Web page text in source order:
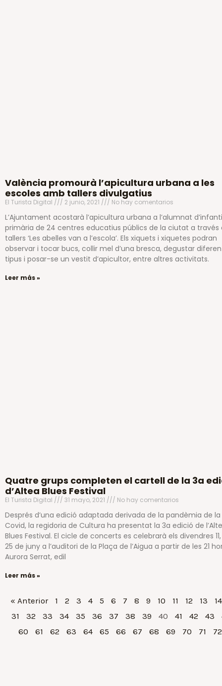
València promourà l’apicultura urbana a les
escoles amb tallers divulgatius
El Turista Digital 2 junio, 2021 No hay comentarios
L’Ajuntament acostarà l’apicultura urbana a l’alumnat
primària de 24 centres educatius públics de la ciutat a través
tallers ‘Les abelles van a l’escola’. Els xiquets i xiquetes podran
observar i tocar bucs, collir mel d’una bresca, degustar
tipus i posar-se un vestit d’apicultor, entre altres activitats.
Leer más »
Quatre grups completen el cartell de la 3a
d’Altea Blues Festival
El Turista Digital 31 mayo, 2021 No hay comentarios
Després d’una edició adaptada derivada de la pandèmia de la
Covid, la regidoria de Cultura ha presentat la 3a edició de
Blues Festival. El cicle de concerts es celebrarà els divendres 11,
25 de juny a l’auditori de la Plaça de l’Aigua a partir de les 21
Aurora Serrat, edil
Leer más »
« Anterior 1 2 3 4 5 6 7 8 9 10 11 12 13
14
31
32 33 34 35 36 37 38 39 40 41 42 43
60
61 62 63 64 65 66 67 68 69 70 71 72